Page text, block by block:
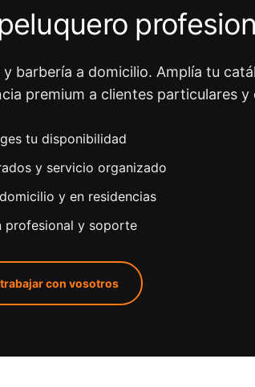
barbería a domicilio. Amplía tu
premium a clientes particulares y
tu disponibilidad
y servicio organizado
y en residencias
profesional y soporte
con vosotros